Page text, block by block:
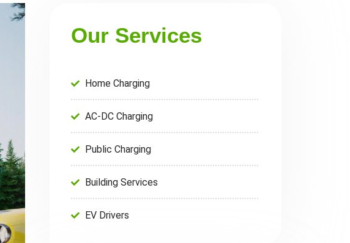
Our Services
Home Charging
AC-DC Charging
Public Charging
Building Services
EV Drivers